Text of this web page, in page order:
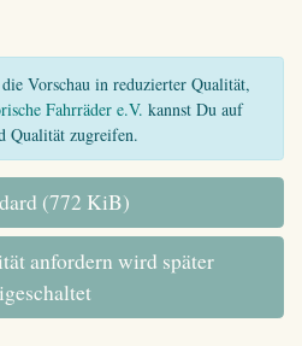
Vorschau in reduzierter Qualität,
Fahrräder e.V. kannst Du auf
Qualität zugreifen.
(772 KiB)
anfordern wird später